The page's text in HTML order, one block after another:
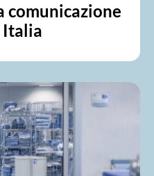
comunicazione
Italia